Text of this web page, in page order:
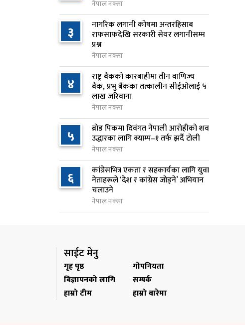
७
वीरगञ्जमा ट्यांकरको सिल खोलेर तेल
निकाल्ने सात जना रंगेहात पक्राउ
७ घण्टा अघि
८
जन्मसिद्ध नागरिकता कडा बनाउने
ट्रम्पको नयाँ प्रयास, दुई कार्यकारी
आदेश जारी
७ घण्टा अघि
९
राप्रपाको निर्णय: बागमती प्रदेश
सरकारमा सहभागी नहुने
७ घण्टा अघि
१०
२५० रुपैयाँको सामान किन्दा
कञ्चनपुरका उपभोक्ताले जिते १०
लाख
नेपाल नक्सा
३ नागरिक लगानी कोषमा अन्तरहिसाब
राफसाफदेखि सरकारी सेयर लगानीसम्म
प्रश्न
नेपाल नक्सा
४ राष्ट्र बैंकको कारबाहीमा तीन वाणिज्य
बैंक, प्रभु बैंकका तत्कालीन सीईओलाई ५
लाख जरिवाना
नेपाल नक्सा
५ ब्रोड पिकमा दिवंगत नेपाली आरोहीको शव
उद्धारका लागि क्याम्प–१ तर्फ झर्दै टोली
नेपाल नक्सा
६ कांग्रेसभित्र एकता र सहकार्यका लागि युवा
नेताहरूले ‘देश र कांग्रेस जोड्ने’ अभियान
चलाउने
नेपाल नक्सा
साईट मेनु
गृह पृष्ठ
गोपनियता
बिज्ञापनको लागि
सम्पर्क
हाम्रो टीम
हाम्रो बारेमा